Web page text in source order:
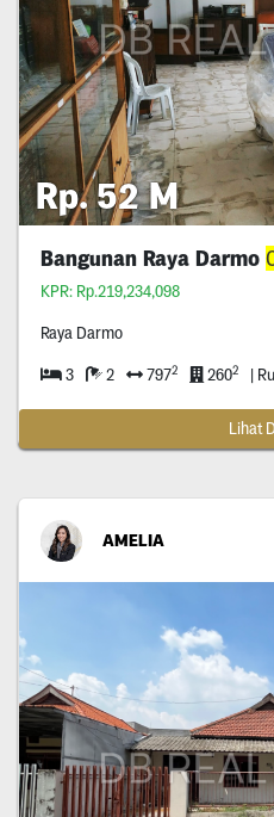
Rp. 52 M
Bangunan Raya Darmo
KPR: Rp.219,234,098
Raya Darmo
3 2 7972 2602 |
Lihat
AMELIA